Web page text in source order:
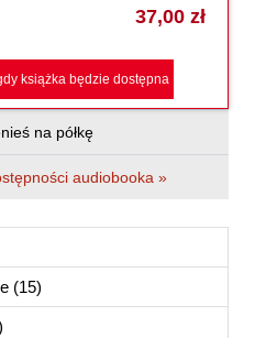
37,00 zł
książka będzie dostępna
na półkę
audiobooka »
(15)